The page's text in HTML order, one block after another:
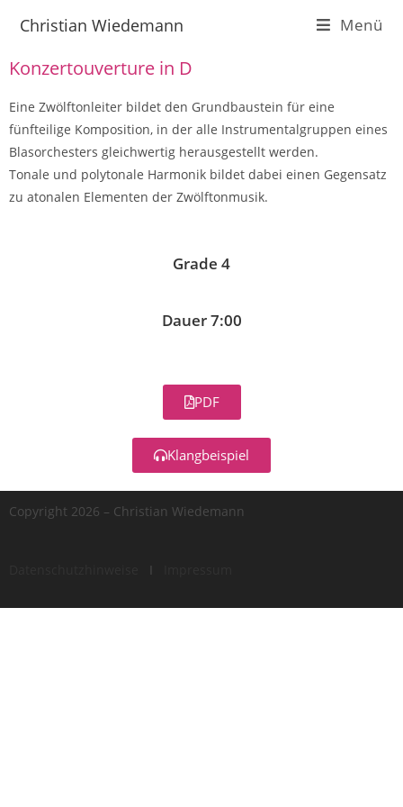
Christian Wiedemann Menü
Konzertouverture in D
Eine Zwölftonleiter bildet den Grundbaustein für eine
fünfteilige Komposition, in der alle Instrumentalgruppen eines
Blasorchesters gleichwertig herausgestellt werden.
Tonale und polytonale Harmonik bildet dabei einen Gegensatz
zu atonalen Elementen der Zwölftonmusik.
Grade 4
Dauer 7:00
PDF
Klangbeispiel
Copyright 2026 – Christian Wiedemann
I